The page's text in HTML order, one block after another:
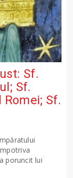
Sf.
Sf.
Sf.
poruncit lui